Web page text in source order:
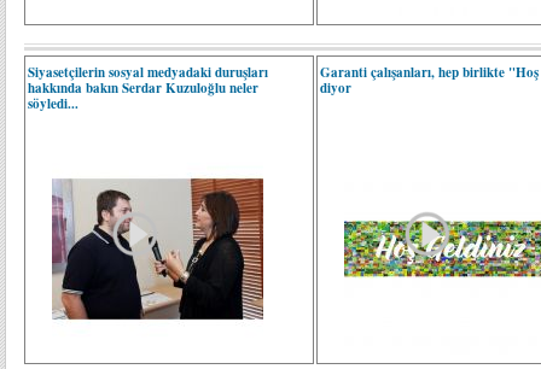
Siyasetçilerin sosyal medyadaki duruşları
hakkında bakın Serdar Kuzuloğlu neler
söyledi...
Garanti çalışanları, hep birlikte
diyor